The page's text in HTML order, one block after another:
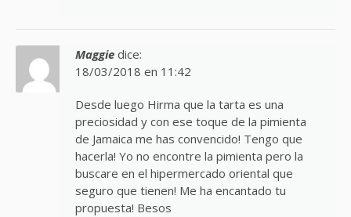
Maggie dice:
18/03/2018 en 11:42
Desde luego Hirma que la tarta es una
preciosidad y con ese toque de la pimienta
de Jamaica me has convencido! Tengo que
hacerla! Yo no encontre la pimienta pero la
buscare en el hipermercado oriental que
seguro que tienen! Me ha encantado tu
propuesta! Besos